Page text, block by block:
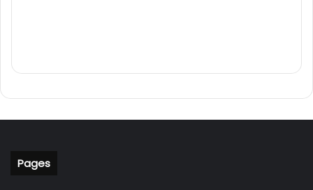
Pages